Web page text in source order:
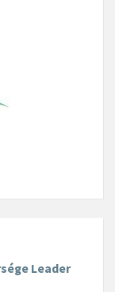
Leader